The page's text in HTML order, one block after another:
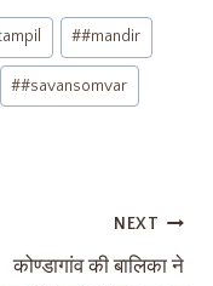
##mandir
##savansomvar
NEXT
कोण्डागांव की बालिका ने